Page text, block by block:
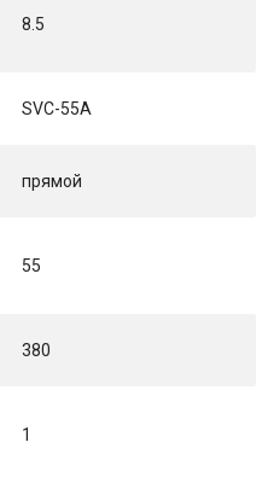
8.5
SVC-55A
прямой
55
380
1